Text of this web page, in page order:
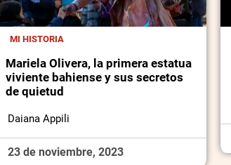
MI HISTORIA
Mariela Olivera, la primera estatua
viviente bahiense y sus secretos
de quietud
Daiana Appili
23 de noviembre, 2023